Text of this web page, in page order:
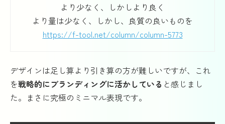
より少なく、しかしより良く
より量は少なく、しかし、良質の良いものを
https://f-tool.net/column/column-5773
デザインは足し算より引き算の方が難しいですが、これ
を戦略的にブランディングに活かしている と感じまし
た。まさに究極のミニマル表現です。